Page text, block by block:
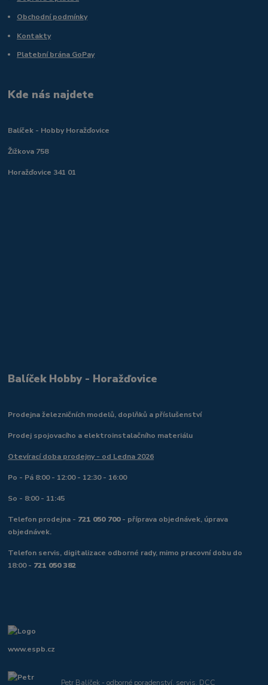
Obchodní podmínky
Kontakty
Platební brána GoPay
Kde nás najdete
Balíček - Hobby Horažďovice
Žižkova 758
Horažďovice 341 01
Balíček Hobby - Horažďovice
Prodejna železničních modelů, doplňků a příslušenství
Prodej spojovacího a elektroinstalačního materiálu
Otevírací doba prodejny - od Ledna 2026
Po - Pá 8:00 - 12:00 - 12:30 - 16:00
So - 8:00 - 11:45
Telefon prodejna - 721 050 700- příprava objednávek, úprava
objednávek.
Telefon servis, digitalizace odborné rady, mimo pracovní dobu do
18:00 - 721 050 382
www.espb.cz
Petr Balíček - odborné poradenství, servis, DCC